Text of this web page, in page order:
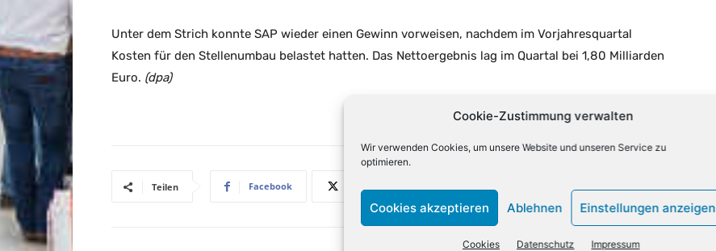
Cookie-Zustimmung verwalten
Wir verwenden Cookies, um unsere Website und unseren Service zu
optimieren.
Cookies akzeptieren Ablehnen Einstellungen anzeigen
Cookies Datenschutz Impressum
Unter dem Strich konnte SAP wieder einen Gewinn vorweisen, nachdem im Vorjahresquartal
Kosten für den Stellenumbau belastet hatten. Das Nettoergebnis lag im Quartal bei 1,80 Milliarden
Euro. (dpa)
Teilen Facebook